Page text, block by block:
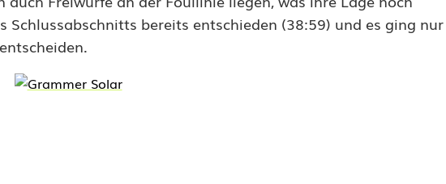
Schlussabschnitts bereits entschieden (38:59) und es ging nur